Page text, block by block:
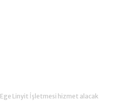
Ege Linyit İşletmesi hizmet alacak